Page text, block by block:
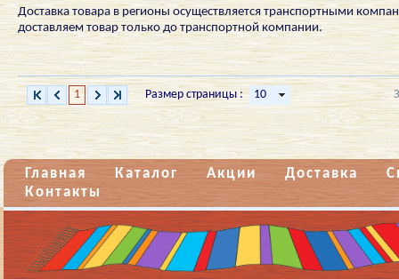
Доставка товара в регионы осуществляется транспортными
доставляем товар только до транспортной компании.
1 Размер страницы :
Главная Каталог Акции Доставка
Контакты